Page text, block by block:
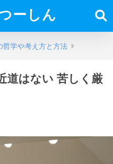
ーしん
哲学や考え方と方法
道はない 苦しく厳